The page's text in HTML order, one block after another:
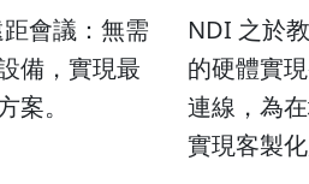
會議：無需
備，實現最
案。
NDI 之於
的硬體實
連線，為
實現客製